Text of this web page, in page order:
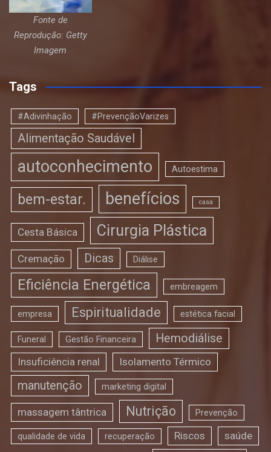
Fonte de
Reprodução: Getty
Imagem
Tags
#Adivinhação #PrevençãoVarizes
Alimentação Saudável
autoconhecimento Autoestima
bem-estar. benefícios casa
Cesta Básica Cirurgia Plástica
Cremação Dicas Diálise
Eficiência Energética embreagem
empresa Espiritualidade estética facial
Funeral Gestão Financeira Hemodiálise
Insuficiência renal Isolamento Térmico
manutenção marketing digital
massagem tântrica Nutrição Prevenção
qualidade de vida recuperação Riscos saúde